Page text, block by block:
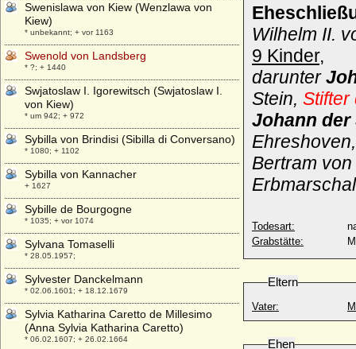
Wilhelm II.
9 Kinder,
darunter
Stein, Stifter
Johann der
Bertram
Todesart:
Grabstätte:
Eltern
Vater:
Ehen
Swenislawa von Kiew (Wenzlawa von
Kiew)
* unbekannt; + vor 1163
Swenold von Landsberg
* ?; + 1440
Swjatoslaw I. Igorewitsch (Swjatoslaw I.
von Kiew)
* um 942; + 972
Sybilla von Brindisi (Sibilla di Conversano)
* 1080; + 1102
Sybilla von Kannacher
+ 1627
Sybille de Bourgogne
* 1035; + vor 1074
Sylvana Tomaselli
* 28.05.1957;
Sylvester Danckelmann
* 02.06.1601; + 18.12.1679
Sylvia Katharina Caretto de Millesimo
(Anna Sylvia Katharina Caretto)
* 06.02.1607; + 26.02.1664